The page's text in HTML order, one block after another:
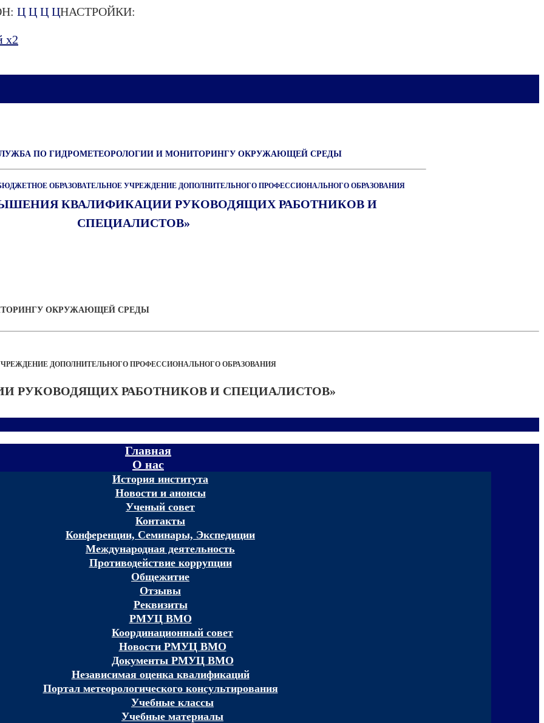
Ц Ц Ц ЦНАСТРОЙКИ:
х2
ПО ГИДРОМЕТЕОРОЛОГИИ И МОНИТОРИНГУ ОКРУЖАЮЩЕЙ СРЕДЫ
ОБРАЗОВАТЕЛЬНОЕ УЧРЕЖДЕНИЕ ДОПОЛНИТЕЛЬНОГО ПРОФЕССИОНАЛЬНОГО ОБРАЗОВАНИЯ
КВАЛИФИКАЦИИ РУКОВОДЯЩИХ РАБОТНИКОВ И
СПЕЦИАЛИСТОВ»
ОКРУЖАЮЩЕЙ СРЕДЫ
ДОПОЛНИТЕЛЬНОГО ПРОФЕССИОНАЛЬНОГО ОБРАЗОВАНИЯ
РУКОВОДЯЩИХ РАБОТНИКОВ И СПЕЦИАЛИСТОВ»
Главная
О нас
История института
Новости и анонсы
Ученый совет
Контакты
Конференции, Семинары, Экспедиции
Международная деятельность
Противодействие коррупции
Общежитие
Отзывы
Реквизиты
РМУЦ ВМО
Координационный совет
Новости РМУЦ ВМО
Документы РМУЦ ВМО
Независимая оценка квалификаций
Портал метеорологического консультирования
Учебные классы
Учебные материалы